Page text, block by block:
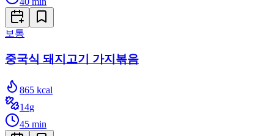
보통
중국식 돼지고기 가지볶음
865 kcal
14g
45 min